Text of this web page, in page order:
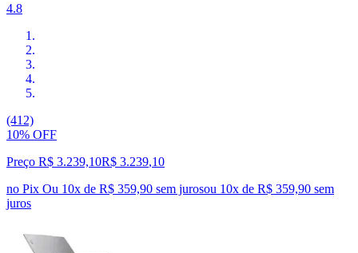
4.8
(412)
10% OFF
Preço R$ 3.239,10R$ 3.239,10
no Pix Ou 10x de R$ 359,90 sem jurosou 10x de R$ 359,90 sem
juros